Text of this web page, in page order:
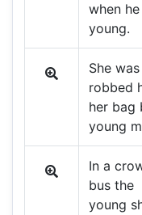
when
young.
She was
robbed
her bag
young
In a
bus the
young